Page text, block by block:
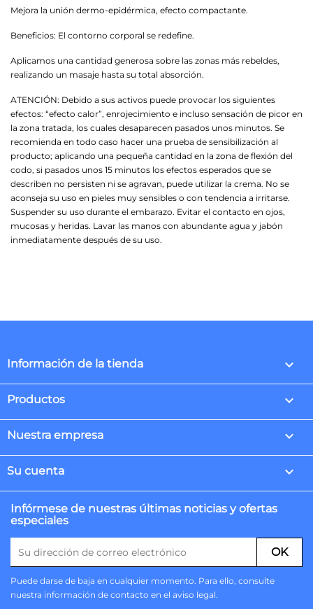
Mejora la unión dermo-epidérmica, efecto compactante.
Beneficios: El contorno corporal se redefine.
Aplicamos una cantidad generosa sobre las zonas más rebeldes,
realizando un masaje hasta su total absorción.
ATENCIÓN: Debido a sus activos puede provocar los siguientes
efectos: “efecto calor”, enrojecimiento e incluso sensación de picor en
la zona tratada, los cuales desaparecen pasados unos minutos. Se
recomienda en todo caso hacer una prueba de sensibilización al
producto; aplicando una pequeña cantidad en la zona de flexión del
codo, si pasados unos 15 minutos los efectos esperados que se
describen no persisten ni se agravan, puede utilizar la crema. No se
aconseja su uso en pieles muy sensibles o con tendencia a irritarse.
Suspender su uso durante el embarazo. Evitar el contacto en ojos,
mucosas y heridas. Lavar las manos con abundante agua y jabón
inmediatamente después de su uso.
Información de la tienda keyboard_arrow_down
Productos 
Nuestra empresa 
Su cuenta 
Infórmese de nuestras últimas noticias y ofertas
especiales
Puede darse de baja en cualquier momento. Para ello, consulte
nuestra información de contacto en el aviso legal.